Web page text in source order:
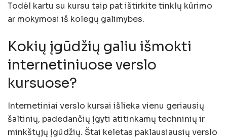
Todėl kartu su kursu taip pat ištirkite tinklų kūrimo
ar mokymosi iš kolegų galimybes.
Kokių įgūdžių galiu išmokti
internetiniuose verslo
kursuose?
Internetiniai verslo kursai išlieka vienu geriausių
šaltinių, padedančių įgyti atitinkamų techninių ir
minkštųjų įgūdžių. Štai keletas paklausiausių verslo